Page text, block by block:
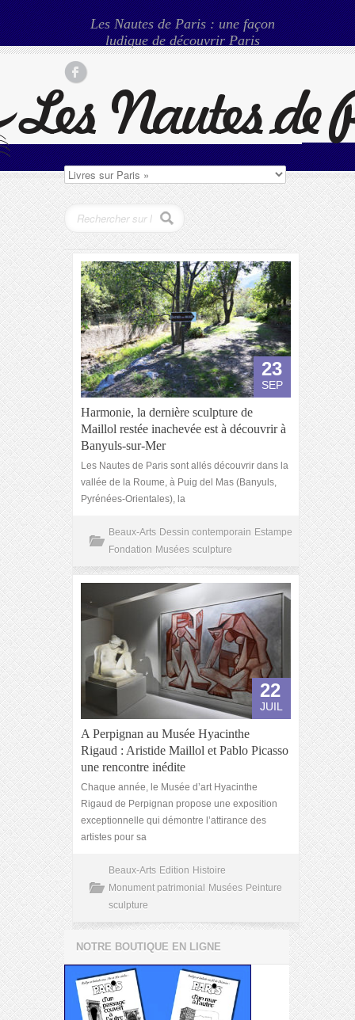
Les Nautes de Paris : une façon
ludique de découvrir Paris
23
SEP
Harmonie, la dernière sculpture de
Maillol restée inachevée est à découvrir à
Banyuls-sur-Mer
Les Nautes de Paris sont allés découvrir dans la
vallée de la Roume, à Puig del Mas (Banyuls,
Pyrénées-Orientales), la
Beaux-Arts Dessin contemporain Estampe
Fondation Musées sculpture
22
JUIL
A Perpignan au Musée Hyacinthe
Rigaud : Aristide Maillol et Pablo Picasso
une rencontre inédite
Chaque année, le Musée d’art Hyacinthe
Rigaud de Perpignan propose une exposition
exceptionnelle qui démontre l’attirance des
artistes pour sa
Beaux-Arts Edition Histoire
Monument patrimonial
Musées Peinture
sculpture
NOTRE BOUTIQUE EN LIGNE